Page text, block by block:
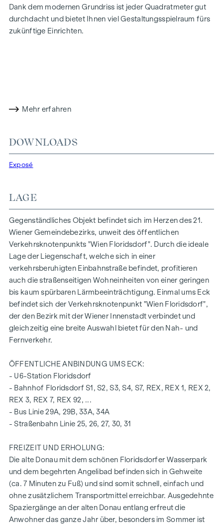
Dank dem modernen Grundriss ist jeder Quadratmeter gut
durchdacht und bietet Ihnen viel Gestaltungsspielraum fürs
zukünftige Einrichten.
Wohnküche (ca. 18 m²) mit direktem Zugang zum Balkon
Schlafzimmer (ca. 10,5 m²) mit direktem Zugang zum
Badezimmer mit Badewanne, Handwaschbecken,
Kellerabteil im Untergeschoss
AUSSTATTUNG DER WOHNUNG
bodentiefe Holz-Alu-Fenster mit 3-fach Isolierverglasung
elektrische Raffstores für die äußere Beschattung
hochwertiger Echtholz Eichenparkettboden aus
Österreich
Feinsteinzeug 30 x 60 cm der Firma Marazzi
Armaturen der Marke Dornbracht
Keramik in Bad und WC der Marke Laufen "Pro"
Balkon mit Sichtschutz, Steckdose, Außenbeleuchtung
und Wasseranschluss
Ein Garagenplatz in der hauseigenen Tiefgarage kann
Näher Infos entnehmen Sie bitte aus unserer Projektwebsite
www.fahrbachgasse6-8.at
oder fragen Sie unser kompetentes Beratungsteam!
HIGHLIGHTS
Mehr erfahren
DOWNLOADS
Exposé
LAGE
Gegenständliches Objekt befindet sich im Herzen des 21.
Wiener Gemeindebezirks, unweit des öffentlichen
Verkehrsknotenpunkts "Wien Floridsdorf". Durch die ideale
Lage der Liegenschaft, welche sich in einer
verkehrsberuhigten Einbahnstraße befindet, profitieren
auch die straßenseitigen Wohneinheiten von einer geringen
bis kaum spürbaren Lärmbeeinträchtigung. Einmal ums Eck
befindet sich der Verkehrsknotenpunkt "Wien Floridsdorf",
der den Bezirk mit der Wiener Innenstadt verbindet und
gleichzeitig eine breite Auswahl bietet für den Nah- und
Fernverkehr.
ÖFFENTLICHE ANBINDUNG UMS ECK:
- U6-Station Floridsdorf
- Bahnhof Floridsdorf S1, S2, S3, S4, S7, REX, REX 1, REX 2,
REX 3, REX 7, REX 92, ...
- Bus Linie 29A, 29B, 33A, 34A
- Straßenbahn Linie 25, 26, 27, 30, 31
FREIZEIT UND ERHOLUNG:
Die alte Donau mit dem schönen Floridsdorfer Wasserpark
und dem begehrten Angelibad befinden sich in Gehweite
(ca. 7 Minuten zu Fuß) und sind somit schnell, einfach und
ohne zusätzlichem Transportmittel erreichbar. Ausgedehnte
Spaziergänge an der alten Donau entlang erfreut die
Anwohner das ganze Jahr über, besonders im Sommer ist